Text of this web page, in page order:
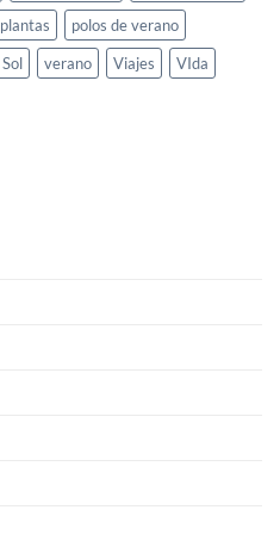
plantas
polos de verano
Sol verano Viajes
VIda